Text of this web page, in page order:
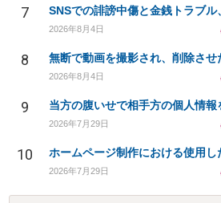
7
2026年8月4日
8
2026年8月4日
9
2026年7月29日
10
2026年7月29日